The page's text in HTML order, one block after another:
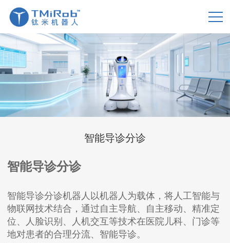
智能导诊分诊
智能导诊分诊
智能导诊分诊机器人以机器人为载体，将人工智能与
物联网技术结合，通过自主导航、自主移动、精准定
位、人脸识别、人机交互等技术在医院儿科、门诊等
地对患者的合理分流、智能导诊。